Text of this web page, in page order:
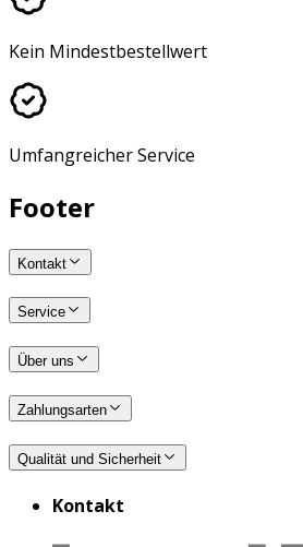
Kein Mindestbestellwert
Umfangreicher Service
Footer
Kontakt
Service
Über uns
Zahlungsarten
Qualität und Sicherheit
Kontakt